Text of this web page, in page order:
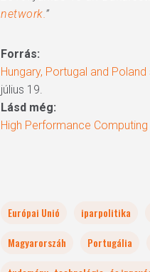
network.”
Forrás:
Hungary, Portugal and
július 19.
Lásd még:
High Performance
Európai Unió iparpolitika
Magyarorszáh
Portugália